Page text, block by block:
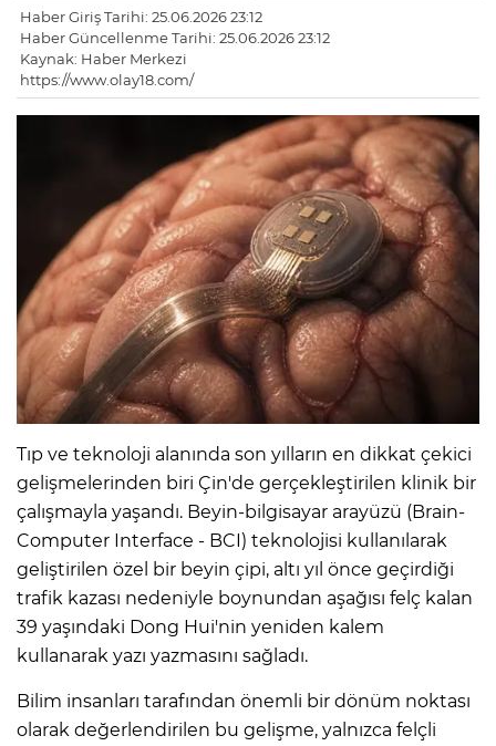
Haber Giriş Tarihi: 25.06.2026 23:12
Haber Güncellenme Tarihi: 25.06.2026 23:12
Kaynak: Haber Merkezi
https://www.olay18.com/
Tıp ve teknoloji alanında son yılların en dikkat çekici
gelişmelerinden biri Çin'de gerçekleştirilen klinik bir
çalışmayla yaşandı. Beyin-bilgisayar arayüzü (Brain-
Computer Interface - BCI) teknolojisi kullanılarak
geliştirilen özel bir beyin çipi, altı yıl önce geçirdiği
trafik kazası nedeniyle boynundan aşağısı felç kalan
39 yaşındaki Dong Hui'nin yeniden kalem
kullanarak yazı yazmasını sağladı.
Bilim insanları tarafından önemli bir dönüm noktası
olarak değerlendirilen bu gelişme, yalnızca felçli